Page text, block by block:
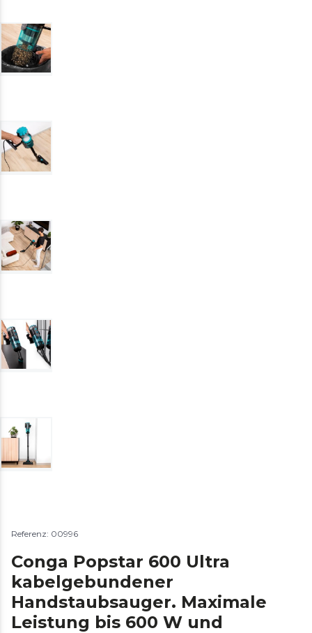
Referenz: 00996
Conga Popstar 600 Ultra
kabelgebundener
Handstaubsauger. Maximale
Leistung bis 600 W und